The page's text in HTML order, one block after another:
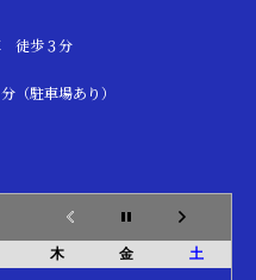
徒歩３分
（駐車場あり）
木 金 土